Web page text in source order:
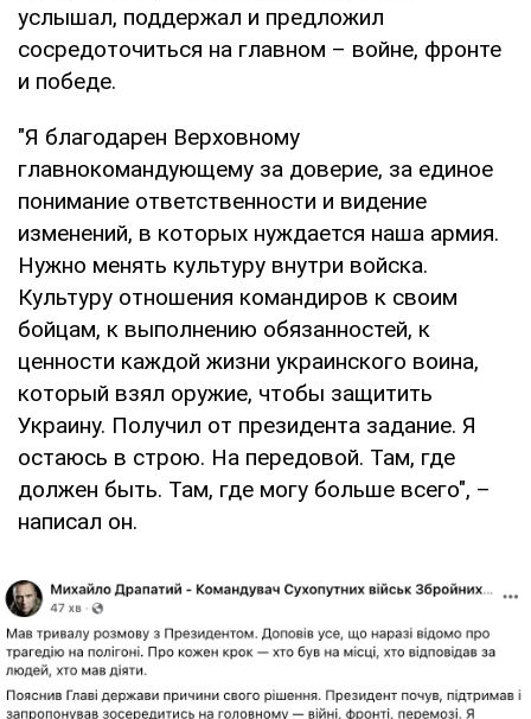
услышал, поддержал и предложил
сосредоточиться на главном – войне, фронте
и победе.
"Я благодарен Верховному
главнокомандующему за доверие, за единое
понимание ответственности и видение
изменений, в которых нуждается наша армия.
Нужно менять культуру внутри войска.
Культуру отношения командиров к своим
бойцам, к выполнению обязанностей, к
ценности каждой жизни украинского воина,
который взял оружие, чтобы защитить
Украину. Получил от президента задание. Я
остаюсь в строю. На передовой. Там, где
должен быть. Там, где могу больше всего", –
написал он.